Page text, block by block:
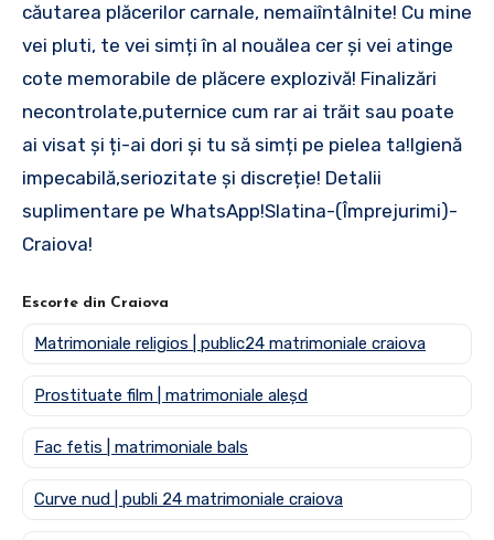
căutarea plăcerilor carnale, nemaiîntâlnite! Cu mine
vei pluti, te vei simți în al nouălea cer și vei atinge
cote memorabile de plăcere explozivă! Finalizări
necontrolate,puternice cum rar ai trăit sau poate
ai visat și ți-ai dori și tu să simți pe pielea ta!Igienă
impecabilă,seriozitate și discreție! Detalii
suplimentare pe WhatsApp!Slatina-(Împrejurimi)-
Craiova!
Escorte din Craiova
Matrimoniale religios | public24 matrimoniale craiova
Prostituate film | matrimoniale aleșd
Fac fetis | matrimoniale bals
Curve nud | publi 24 matrimoniale craiova